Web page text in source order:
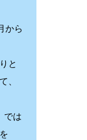
から
と
、
では